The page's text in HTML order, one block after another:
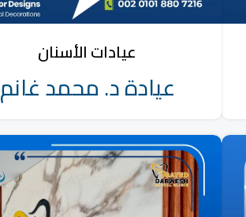
عيادات الأسنان
عيادة د. محمد غانم